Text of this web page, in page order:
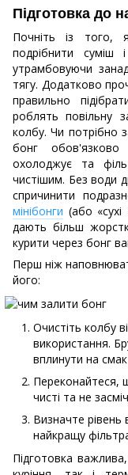
Підготовка до
Почніть із того,
подрібнити суміш
утрамбовуючи
тягу. Додатково
правильно
роблять повільну
колбу. Чи потрібно
бонг обов'язково
охолоджує та
чистішим. Без води
спричинити
мінібонги (або
дають більш
курити через бонг
Перш ніж
його:
Очистіть колбу
використання.
вплинути на
Переконайтеся,
чисті та не
Визначте рівень
найкращу
Підготовка